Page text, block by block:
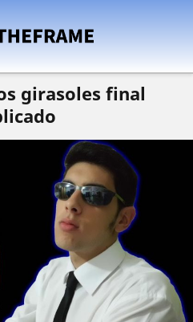
girasoles final